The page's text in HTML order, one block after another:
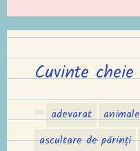
Cuvinte cheie
adevarat animale
ascultare de părinți